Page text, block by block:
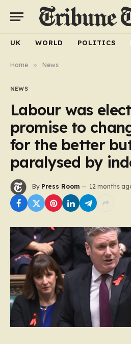
UK WORLD POLITICS
Home » News
NEWS
Labour was
promise to
for the better
paralysed by
By Press Room 12 months